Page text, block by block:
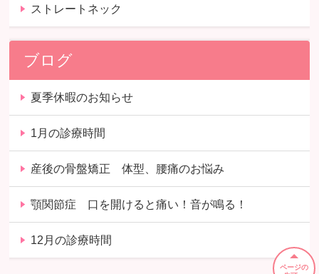
ストレートネック
ブログ
夏季休暇のお知らせ
1月の診療時間
産後の骨盤矯正 体型、腰痛のお悩み
顎関節症 口を開けると痛い！音が鳴る！
12月の診療時間
ページの